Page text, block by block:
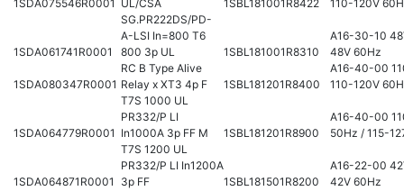
1SDA075546R0001 UL/CSA
1SBL181001R8422
110-120V
1SDA061741R0001
SG.PR222DS/PD-
A-LSI In=800 T6
800 3p UL
1SBL181001R8310
A16-30-10
48V 60Hz
1SDA080347R0001
RC B Type Alive
Relay x XT3 4p F
1SBL181201R8400
A16-40-00
110-120V
1SDA064779R0001
T7S 1000 UL
PR332/P LI
In1000A 3p FF M
1SBL181201R8900
A16-40-00
50Hz / 115-
1SDA064871R0001
T7S 1200 UL
PR332/P LI In1200A
3p FF
1SBL181501R8200
A16-22-00
42V 60Hz